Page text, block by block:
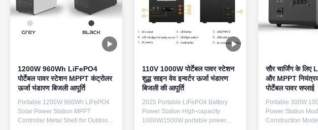
1200W 960Wh LiFePO4
पोर्टेबल पावर स्टेशन MPPT कंट्रोलर
ऊर्जा भंडारण बिजली आपूर्ति
Portable 1200W 960Wh LiFePO4
Solar Power Station MPPT
Controller Metal Shell for Outdoor
110V 1000W पोर्टेबल पावर स्टेशन
शुद्ध साइन वेव इन्वर्टर ऊर्जा भंडारण
बिजली की आपूर्ति
2025 Portable LiFePO4 Battery
Power Station High-capacity
1000W/1500W portable power
सौर चार्जिंग के लिए
और MPPT
पोर्टेबल पावर सप्लाई
Portable 300W
Power Station
Construction